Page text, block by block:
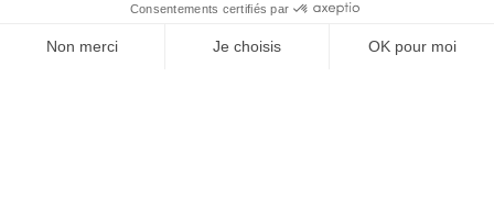
91340 Ollainville